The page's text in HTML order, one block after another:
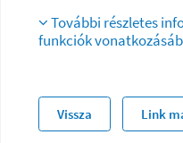
További részletes
funkciók
Vissza Link